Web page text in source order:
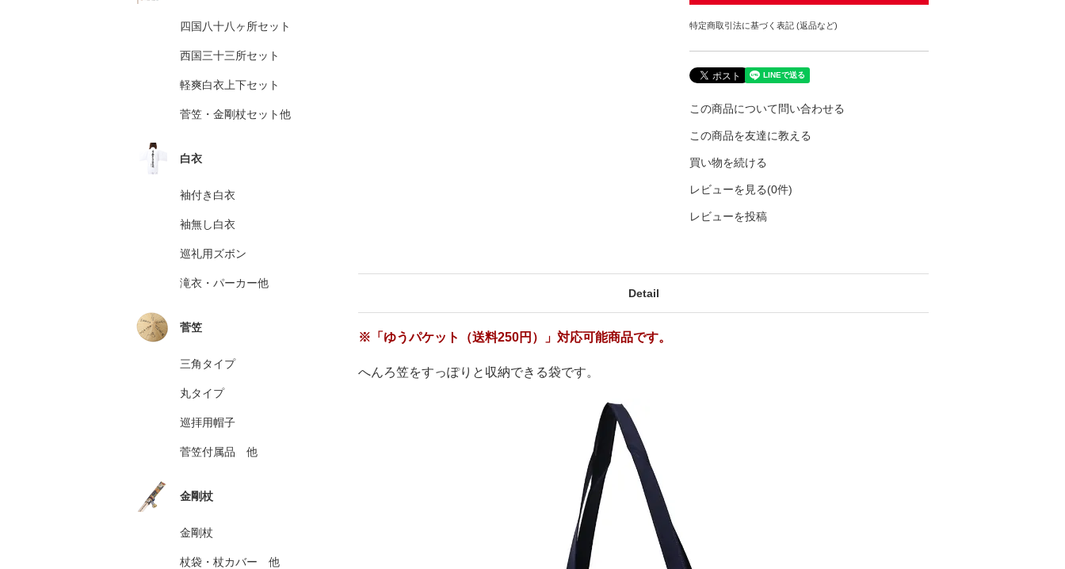
特定商取引法に基づく表記 (返品など)
この商品について問い合わせる
この商品を友達に教える
買い物を続ける
レビューを見る(0件)
レビューを投稿
Detail
※「ゆうパケット（送料250円）」対応可能商品です。
へんろ笠をすっぽりと収納できる袋です。
四国八十八ヶ所セット
西国三十三所セット
軽爽白衣上下セット
菅笠・金剛杖セット他
白衣
袖付き白衣
袖無し白衣
巡礼用ズボン
滝衣・パーカー他
菅笠
三角タイプ
丸タイプ
巡拝用帽子
菅笠付属品 他
金剛杖
金剛杖
杖袋・杖カバー 他